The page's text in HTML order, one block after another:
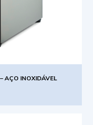
AÇO INOXIDÁVEL